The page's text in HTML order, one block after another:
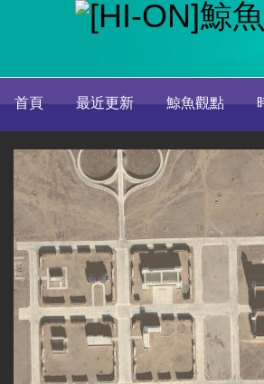
首頁 最近更新 鯨魚觀點